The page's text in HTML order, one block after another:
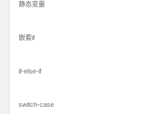
静态变量
嵌套if
if-else-if
switch-case